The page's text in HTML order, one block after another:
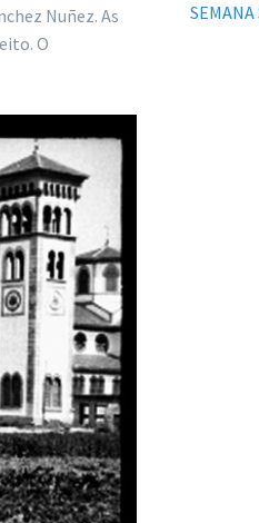
Nuñez. As
O